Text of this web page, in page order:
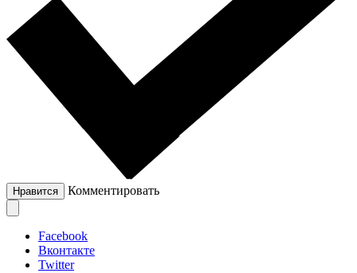
Нравится Комментировать
Facebook
Вконтакте
Twitter